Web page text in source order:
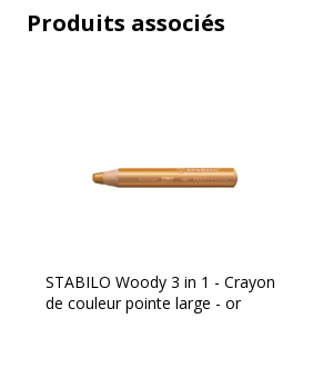
Données logistiques
Largeur emballée
Produits associés
STABILO Woody 3 in 1 - Crayon
de couleur pointe large - or